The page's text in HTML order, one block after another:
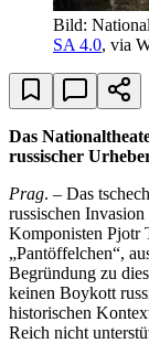
Bild:
SA 4.0, via
Das
russischer
Prag. – Das
russischen
Komponisten Pjotr
„Pantöffelchen“,
Begründung zu
keinen Boykott
historischen
Reich nicht